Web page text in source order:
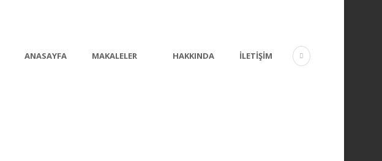
ANASAYFA MAKALELER HAKKINDA İLETIŞIM